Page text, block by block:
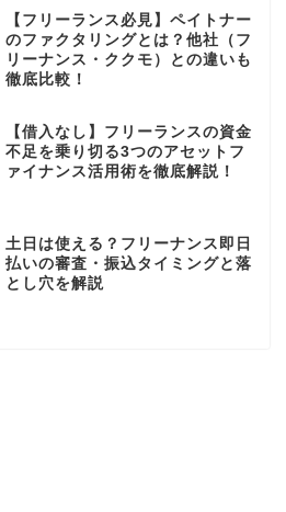
【フリーランス必見】ペイトナー
のファクタリングとは？他社（フ
リーナンス・ククモ）との違いも
徹底比較！
【借入なし】フリーランスの資金
不足を乗り切る3つのアセットフ
ァイナンス活用術を徹底解説！
土日は使える？フリーナンス即日
払いの審査・振込タイミングと落
とし穴を解説